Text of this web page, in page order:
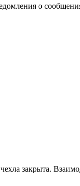
о
закрыта.